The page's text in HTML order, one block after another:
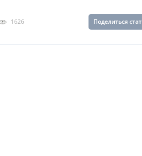
1626 Поделиться